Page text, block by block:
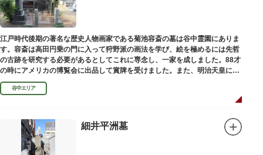
江戸時代後期の著名な歴史人物画家である菊池容斎の墓は谷中霊園にありま
す。容斎は高田円乗の門に入って狩野派の画法を学び、絵を極めるには先哲
の古跡を研究する必要があるとしてこれに専念し、一家を成しました。88才
の時にアメリカの博覧会に出品して賞牌を受けました。また、明治天皇に
「日本画史」の称を賜りました。
谷中エリア
細井平洲墓